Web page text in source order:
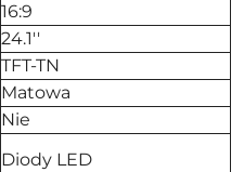
16:9
24.1''
TFT-TN
Matowa
Nie
Diody LED